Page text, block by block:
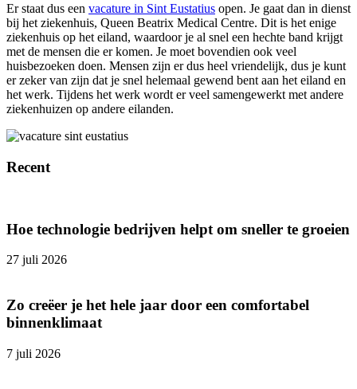
Er staat dus een vacature in Sint Eustatius open. Je gaat dan in dienst
bij het ziekenhuis, Queen Beatrix Medical Centre. Dit is het enige
ziekenhuis op het eiland, waardoor je al snel een hechte band krijgt
met de mensen die er komen. Je moet bovendien ook veel
huisbezoeken doen. Mensen zijn er dus heel vriendelijk, dus je kunt
er zeker van zijn dat je snel helemaal gewend bent aan het eiland en
het werk. Tijdens het werk wordt er veel samengewerkt met andere
ziekenhuizen op andere eilanden.
Recent
Hoe technologie bedrijven helpt om sneller te groeien
27 juli 2026
Zo creëer je het hele jaar door een comfortabel
binnenklimaat
7 juli 2026